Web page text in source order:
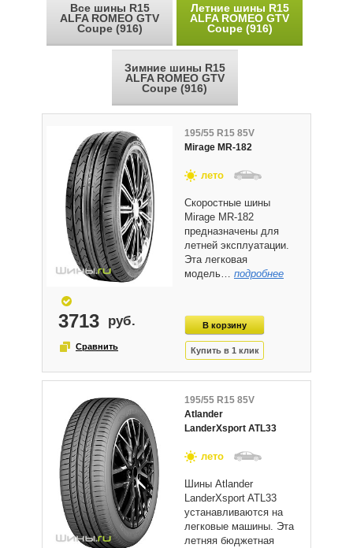
Все шины R15
ALFA ROMEO GTV
Coupe (916)
Летние шины R15
ALFA ROMEO GTV
Coupe (916)
Зимние шины R15
ALFA ROMEO GTV
Coupe (916)
195/55 R15 85V
Mirage MR-182
лето
Скоростные шины
Mirage MR-182
предназначены для
летней эксплуатации.
Эта легковая
модель… подробнее
3713
195/55 R15 85V
Atlander
LanderXsport ATL33
лето
Шины Atlander
LanderXsport ATL33
устанавливаются на
легковые машины. Эта
летняя бюджетная